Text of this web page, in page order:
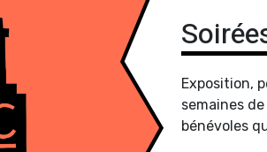
Exposition,
semaines
bénévoles